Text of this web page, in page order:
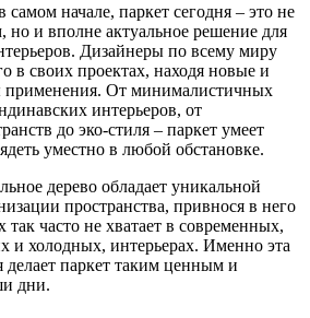
начале, паркет сегодня – это не
но и вполне актуальное решение для
Дизайнеры по всему миру
в своих проектах, находя новые и
От минималистичных
интерьеров, от
до эко-стиля – паркет умеет
уместно в любой обстановке.
дерево обладает уникальной
пространства, привнося в него
часто не хватает в современных,
и холодных, интерьерах. Именно эта
делает паркет таким ценным и
дни.